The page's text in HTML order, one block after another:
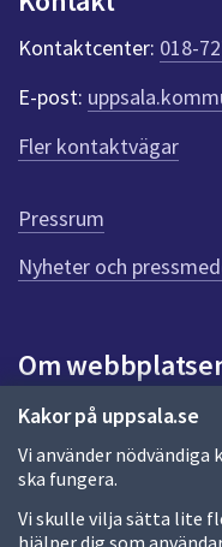
Kakor på uppsala.se
Vi använder
ska fungera.
Vi skulle vilja sätta lite
hjälper dig som
k
t
e
r
f
ö
r
e
n
n
a
d
a
Kontaktcenter: 018-
E-post:
Fler kontaktvägar
Pressrum
Nyheter och
Om
Om webbplatsen
Allmänna handlingar
Behandling av